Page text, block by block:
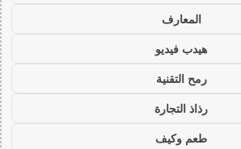
المعارف
هيدب فيديو
رمح التقنية
رذاذ التجارة
طعم وكيف